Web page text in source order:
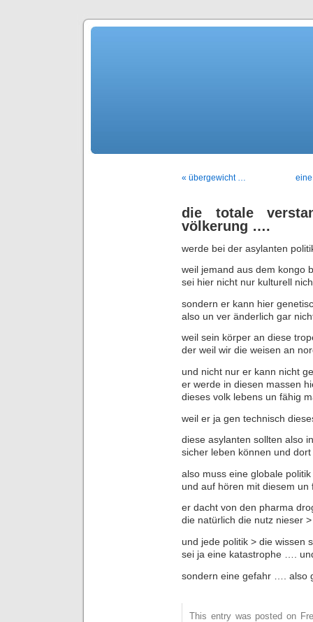
« übergewicht …
die totale
völkerung ….
werde bei der asylanten
weil jemand aus dem kongo
sei hier nicht nur kulturell
sondern er kann hier
also un ver änderlich gar
weil sein körper an diese
der weil wir die weisen an
und nicht nur er kann nicht
er werde in diesen massen
dieses volk lebens un fähig
weil er ja gen technisch
diese asylanten sollten also
sicher leben können und
also muss eine globale
und auf hören mit diesem un
er dacht von den pharma
die natürlich die nutz nieser
und jede politik > die wissen
sei ja eine katastrophe ….
sondern eine gefahr …. also
This entry was posted on